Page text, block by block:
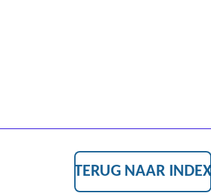
TERUG NAAR INDEX